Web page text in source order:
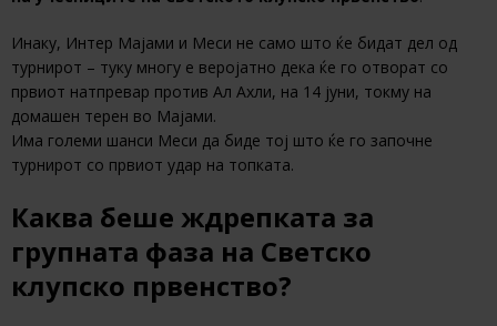
Инаку, Интер Мајами и Меси не само што ќе бидат дел од
турнирот – туку многу е веројатно дека ќе го отворат со
првиот натпревар против Ал Ахли, на 14 јуни, токму на
домашен терен во Мајами.
Има големи шанси Меси да биде тој што ќе го започне
турнирот со првиот удар на топката.
Каква беше ждрепката за
групната фаза на Светско
клупско првенство?